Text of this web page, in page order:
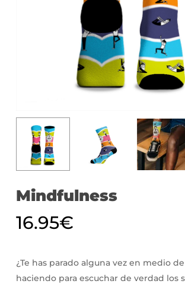
Mindfulness
16.95€
¿Te has parado alguna vez en medio
haciendo para escuchar de verdad los